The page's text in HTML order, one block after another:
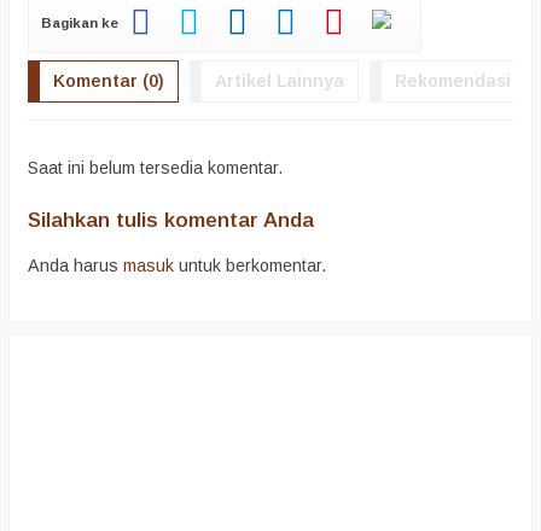
Bagikan ke
Komentar (0) Artikel Lainnya Rekomendasi
Saat ini belum tersedia komentar.
Silahkan tulis komentar Anda
Anda harus masuk untuk berkomentar.